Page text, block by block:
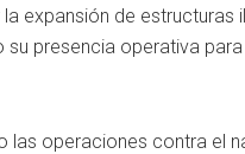
expansión de estructuras
su presencia operativa
las operaciones contra el